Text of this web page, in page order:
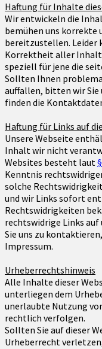
Haftung für Inhalte
Wir entwickeln die
bemühen uns
bereitzustellen. Leider
Korrektheit aller
speziell für jene die
Sollten Ihnen
auffallen, bitten wir Sie
finden die
Haftung für Links auf
Unsere Webseite
Inhalt wir nicht
Websites besteht laut
Kenntnis
solche
und wir Links sofort
Rechtswidrigkeiten
rechtswidrige Links
Sie uns zu
Impressum.
Urheberrechtshinweis
Alle Inhalte dieser
unterliegen dem
unerlaubte Nutzung
rechtlich verfolgen.
Sollten Sie auf dieser
Urheberrecht